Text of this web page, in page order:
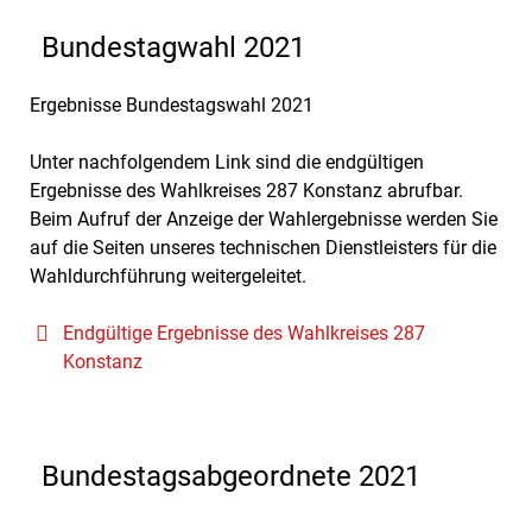
Bundestagwahl 2021
Ergebnisse Bundestagswahl 2021
Unter nachfolgendem Link sind die endgültigen
Ergebnisse des Wahlkreises 287 Konstanz abrufbar.
Beim Aufruf der Anzeige der Wahlergebnisse werden Sie
auf die Seiten unseres technischen Dienstleisters für die
Wahldurchführung weitergeleitet.
Endgültige Ergebnisse des Wahlkreises 287
Konstanz
Bundestagsabgeordnete 2021